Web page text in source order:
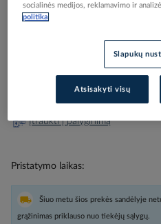
the
Įtraukti į palyginimą
Pristatymo laikas
Šiuo metu šios prekės sandėlyje
grąžinimas priklauso nuo tiekėjų sąlygų.
socialinės medijos, reklamavimo ir
politika
Slapukų
Atsisakyti visų